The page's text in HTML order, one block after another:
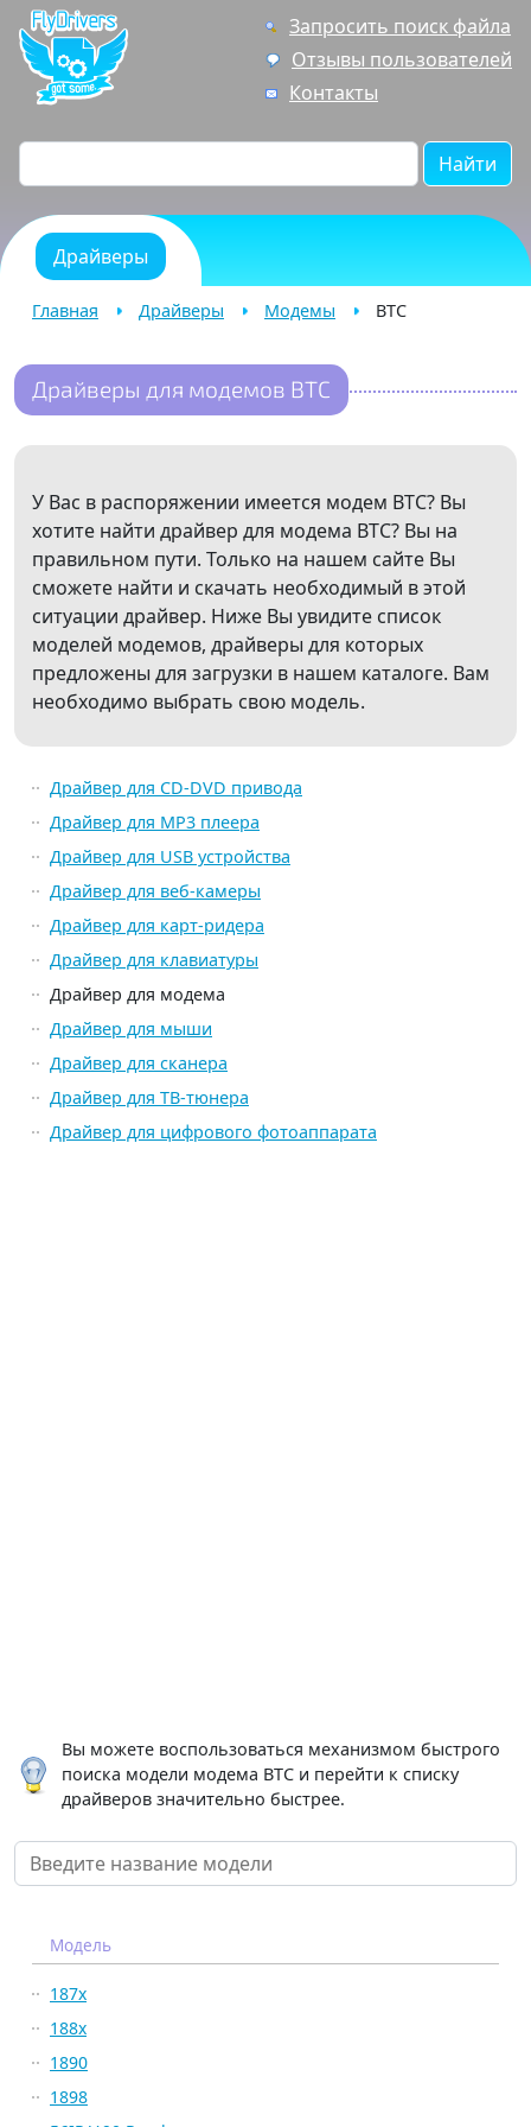
Запросить поиск файла
Отзывы пользователей
Контакты
Найти
Драйверы
Главная Драйверы Модемы BTC
Драйверы для модемов BTC
У Вас в распоряжении имеется модем BTC? Вы
хотите найти драйвер для модема BTC? Вы на
правильном пути. Только на нашем сайте Вы
сможете найти и скачать необходимый в этой
ситуации драйвер. Ниже Вы увидите список
моделей модемов, драйверы для которых
предложены для загрузки в нашем каталоге. Вам
необходимо выбрать свою модель.
Драйвер для CD-DVD привода
Драйвер для MP3 плеера
Драйвер для USB устройства
Драйвер для веб-камеры
Драйвер для карт-ридера
Драйвер для клавиатуры
Драйвер для модема
Драйвер для мыши
Драйвер для сканера
Драйвер для ТВ-тюнера
Драйвер для цифрового фотоаппарата
Вы можете воспользоваться механизмом быстрого
поиска модели модема BTC и перейти к списку
драйверов значительно быстрее.
Модель
187x
188x
1890
1898